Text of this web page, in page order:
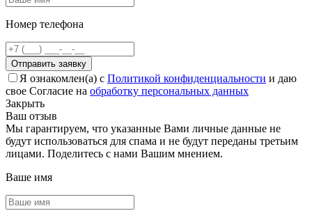
Номер телефона
Отправить заявку
Я ознакомлен(а) с Политикой конфиденциальности и даю
свое Согласие на обработку персональных данных
Закрыть
Ваш отзыв
Мы гарантируем, что указанные Вами личные данные не
будут использоваться для спама и не будут переданы третьим
лицами. Поделитесь с нами Вашим мнением.
Ваше имя